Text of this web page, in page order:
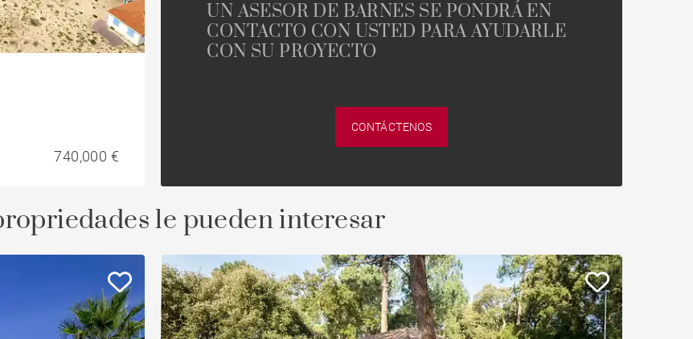
740,000 €
UN ASESOR DE BARNES SE PONDRÁ EN
CONTACTO CON USTED PARA AYUDARLE
CON SU PROYECTO
CONTÁCTENOS
le pueden interesar